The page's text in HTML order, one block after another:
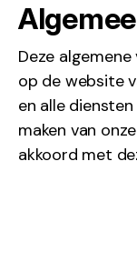
Deze
op de website
en alle
maken van
akkoord met